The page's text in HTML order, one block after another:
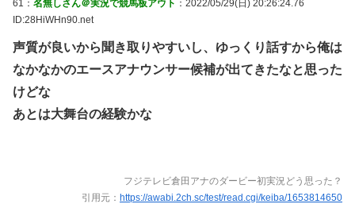
61： 名無しさん＠実況で競馬板アウト ：2022/05/29(日) 20:26:24.76
ID:28HiWHn90.net
声質が良いから聞き取りやすいし、ゆっくり話すから俺は
なかなかのエースアナウンサー候補が出てきたなと思った
けどな
あとは大舞台の経験かな
フジテレビ倉田アナのダービー初実況どう思った？
引用元： https://awabi.2ch.sc/test/read.cgi/keiba/1653814650